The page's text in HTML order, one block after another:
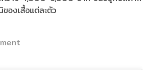
ของเสื้อแต่ละตัว